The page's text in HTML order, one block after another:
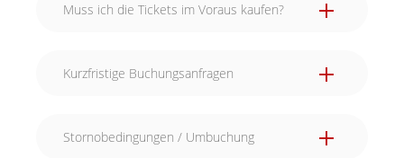
Muss ich die Tickets im Voraus kaufen?
Kurzfristige Buchungsanfragen
Stornobedingungen / Umbuchung